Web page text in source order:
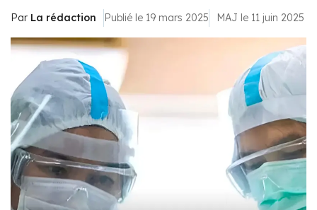
Par La rédaction Publié le 19 mars 2025 MAJ le 11 juin 2025